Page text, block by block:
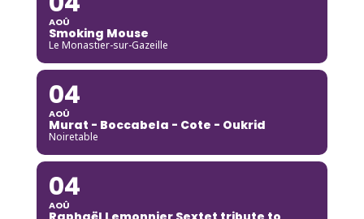
AOÛ
Smoking Mouse
Le Monastier-sur-Gazeille
04
AOÛ
Murat - Boccabela - Cote - Oukrid
Noiretable
04
AOÛ